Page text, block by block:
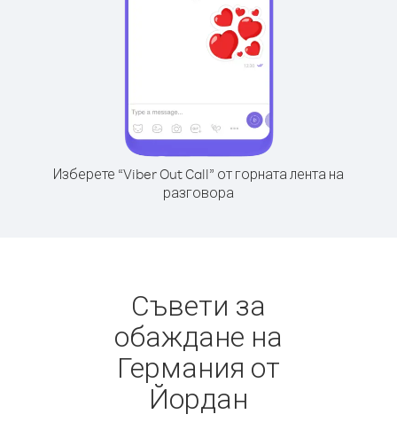
Изберете “Viber Out Call” от горната лента на
разговора
Съвети за
обаждане на
Германия от
Йордан